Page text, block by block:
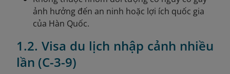
ảnh hưởng đến an ninh hoặc lợi ích quốc gia
của Hàn Quốc.
1.2. Visa du lịch nhập cảnh nhiều
lần (C-3-9)